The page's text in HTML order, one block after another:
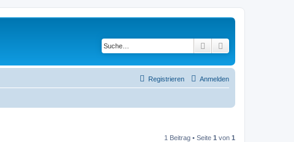
Suche
Anmelden
Registrieren
1 Beitrag • Seite 1 von 1